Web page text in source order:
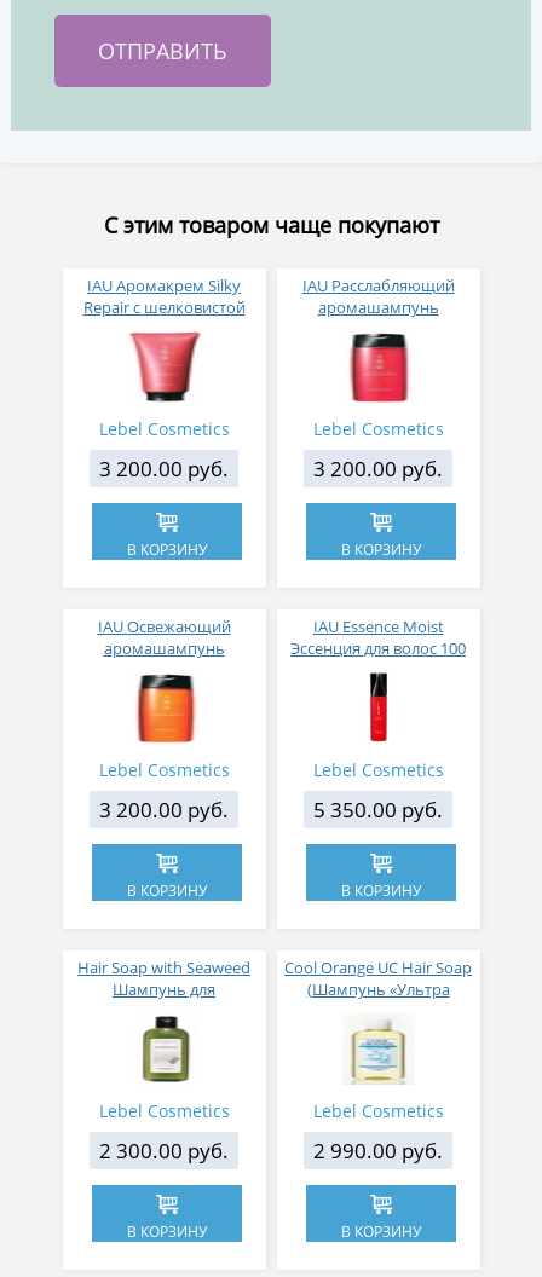
С этим товаром чаще покупают
IAU Аромакрем Silky
Repair с шелковистой
текстурой для
укрепления волос 200
мл
Lebel Cosmetics
3 200.00 руб.
В КОРЗИНУ
IAU Расслабляющий
аромашампунь
Relaxment для сухой
кожи головы 200 мл
Lebel Cosmetics
3 200.00 руб.
В КОРЗИНУ
IAU Освежающий
аромашампунь
Clearment для
нормальной кожи
головы 200 мл
Lebel Cosmetics
3 200.00 руб.
В КОРЗИНУ
IAU Essence Moist
Эссенция для волос 100
мл
Lebel Cosmetics
5 350.00 руб.
В КОРЗИНУ
Hair Soap with Seaweed
Шампунь для
поврежденных волос
морские водоросли 240
мл
Lebel Cosmetics
2 300.00 руб.
В КОРЗИНУ
Cool Orange UC Hair Soap
(Шампунь «Ультра
200 мл
Lebel Cosmetics
2 990.00 руб.
В КОРЗИНУ